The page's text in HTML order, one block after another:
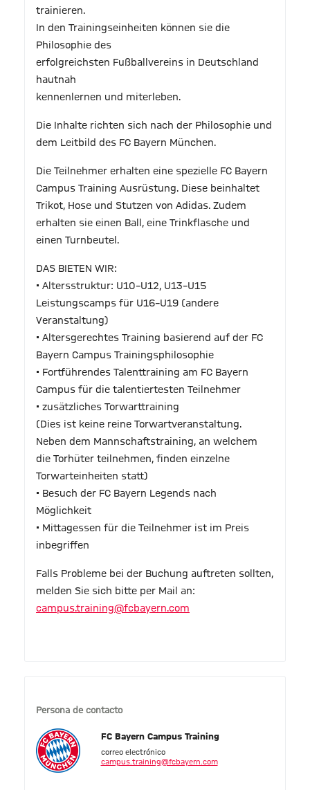
trainieren.
In den Trainingseinheiten können sie die
Philosophie des
erfolgreichsten Fußballvereins in Deutschland
hautnah
kennenlernen und miterleben.
Die Inhalte richten sich nach der Philosophie und
dem Leitbild des FC Bayern München.
Die Teilnehmer erhalten eine spezielle FC Bayern
Campus Training Ausrüstung. Diese beinhaltet
Trikot, Hose und Stutzen von Adidas. Zudem
erhalten sie einen Ball, eine Trinkflasche und
einen Turnbeutel.
DAS BIETEN WIR:
• Altersstruktur: U10–U12, U13–U15
Leistungscamps für U16–U19 (andere
Veranstaltung)
• Altersgerechtes Training basierend auf der FC
Bayern Campus Trainingsphilosophie
• Fortführendes Talenttraining am FC Bayern
Campus für die talentiertesten Teilnehmer
• zusätzliches Torwarttraining
(Dies ist keine reine Torwartveranstaltung.
Neben dem Mannschaftstraining, an welchem
die Torhüter teilnehmen, finden einzelne
Torwarteinheiten statt)
• Besuch der FC Bayern Legends nach
Möglichkeit
• Mittagessen für die Teilnehmer ist im Preis
inbegriffen
Falls Probleme bei der Buchung auftreten sollten,
melden Sie sich bitte per Mail an:
campus.training@fcbayern.com
Persona de contacto
FC Bayern Campus Training
correo electrónico
campus.training@fcbayern.com